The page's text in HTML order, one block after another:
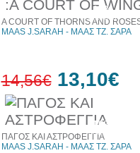
10%
έκπτωση
10%
έκπτωση
A COURT OF THORNS AND
MAAS J.SARAH - ΜΑΑΣ ΤΖ. ΣΑΡΑ
14,56€ 13,10€
ΠΑΓΟΣ ΚΑΙ ΑΣΤΡΟΦΕΓΓΙΑ
MAAS J.SARAH - ΜΑΑΣ ΤΖ. ΣΑΡΑ